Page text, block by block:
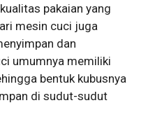
pakaian yang
mesin cuci juga
dan
umumnya memiliki
bentuk kubusnya
di sudut-sudut